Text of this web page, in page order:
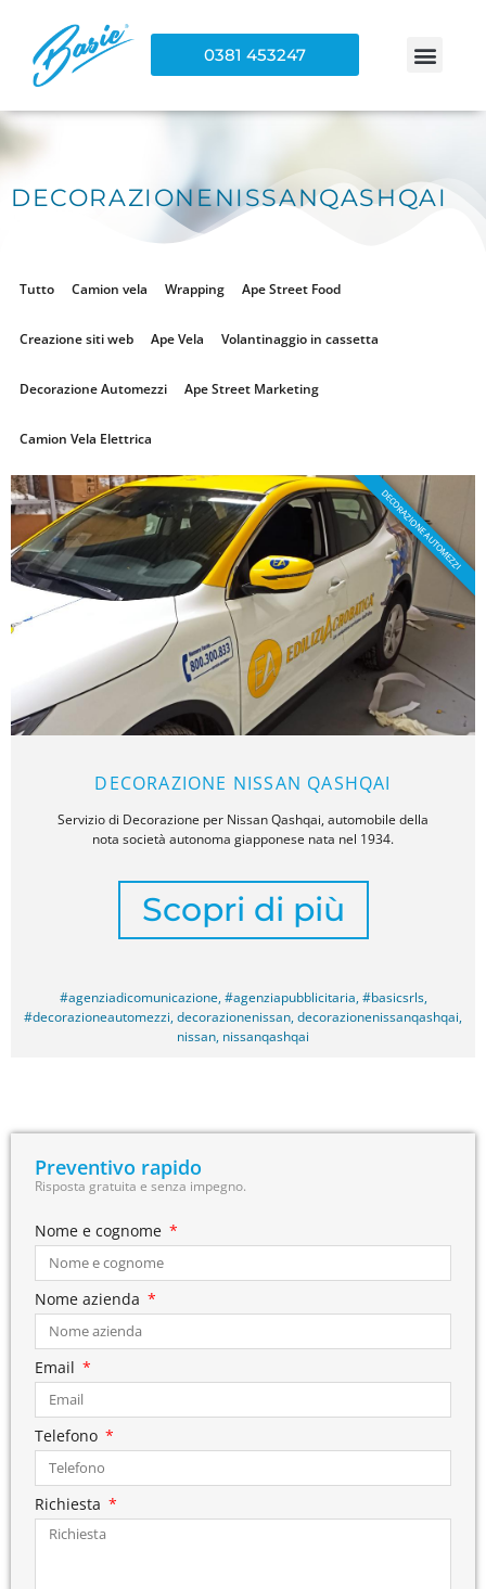
0381 453247
DECORAZIONENISSANQASHQAI
Tutto Camion vela Wrapping Ape Street Food
Creazione siti web Ape Vela Volantinaggio in cassetta
Decorazione Automezzi Ape Street Marketing
Camion Vela Elettrica
DECORAZIONE NISSAN QASHQAI
Servizio di Decorazione per Nissan Qashqai, automobile della
nota società autonoma giapponese nata nel 1934.
Scopri di più
DECORAZIONE AUTOMEZZI
#agenziadicomunicazione,#agenziapubblicitaria,#basicsrls,
#decorazioneautomezzi,decorazionenissan,decorazionenissanqashqai,
nissan, nissanqashqai
Preventivo rapido
Risposta gratuita e senza impegno.
Nome e cognome
Nome azienda
Email
Telefono
Richiesta